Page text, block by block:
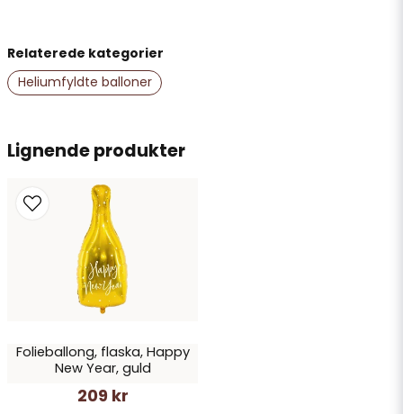
name
Navn
email
E-mailadresse
Ja, du kan offentliggøre mit spørgsmål
Lignende produkter
Folieballong, flaska, Happy
New Year, guld
209 kr
Relaterede kategorier
Heliumfyldte balloner